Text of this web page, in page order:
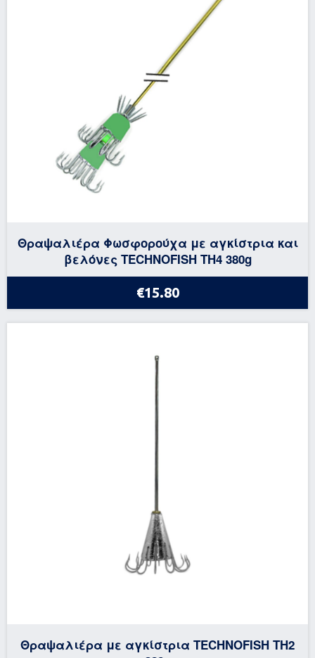
Θραψαλιέρα Φωσφορούχα με αγκίστρια και
βελόνες TECHNOFISH TH4 380g
€15.80
Θραψαλιέρα με αγκίστρια TECHNOFISH TH2